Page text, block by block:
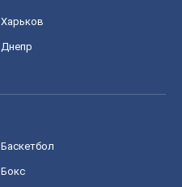
Харьков
Днепр
Баскетбол
Бокс